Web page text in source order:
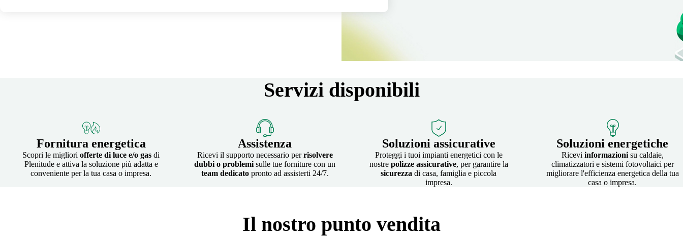
Servizi disponibili
Fornitura energetica
Scopri le migliori offerte di luce e/o gas di
Plenitude e attiva la soluzione più adatta e
conveniente per la tua casa o impresa.
Assistenza
Ricevi il supporto necessario perrisolvere
dubbi o problemi sulle tue forniture con un
team dedicatopronto ad assisterti 24/7.
Soluzioni assicurative
Proteggi i tuoi impianti energetici con le
nostre polizze assicurative, per garantire la
sicurezza di casa, famiglia e piccola
impresa.
Soluzioni energetiche
Ricevi informazionisu caldaie,
climatizzatori e sistemi fotovoltaici per
migliorare l'efficienza energetica della tua
casa o impresa.
Il nostro punto vendita